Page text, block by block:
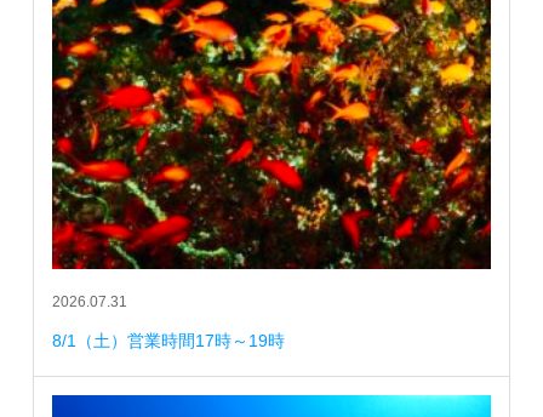
2026.07.31
8/1（土）営業時間17時～19時